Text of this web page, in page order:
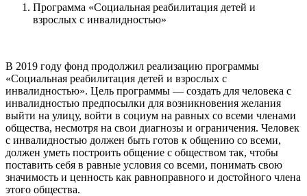
Программа «Социальная реабилитация детей и
взрослых с инвалидностью»
В 2019 году фонд продолжил реализацию программы
«Социальная реабилитация детей и взрослых с
инвалидностью». Цель программы — создать для человека с
инвалидностью предпосылки для возникновения желания
выйти на улицу, войти в социум на равных со всеми членами
общества, несмотря на свои диагнозы и ограничения. Человек
с инвалидностью должен быть готов к общению со всеми,
должен уметь построить общение с обществом так, чтобы
поставить себя в равные условия со всеми, понимать свою
значимость и ценность как равноправного и достойного члена
этого общества.